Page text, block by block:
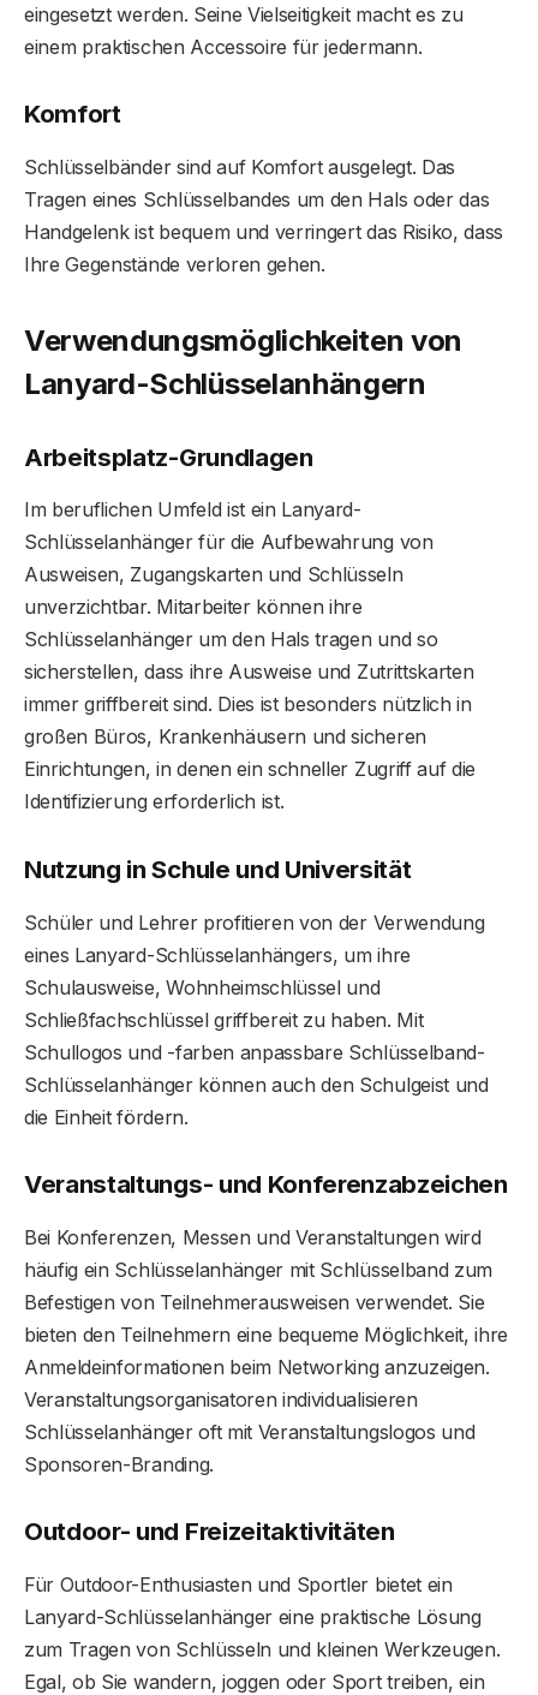
eingesetzt werden. Seine Vielseitigkeit macht es zu
einem praktischen Accessoire für jedermann.
Komfort
Schlüsselbänder sind auf Komfort ausgelegt. Das
Tragen eines Schlüsselbandes um den Hals oder das
Handgelenk ist bequem und verringert das Risiko, dass
Ihre Gegenstände verloren gehen.
Verwendungsmöglichkeiten von
Lanyard-Schlüsselanhängern
Arbeitsplatz-Grundlagen
Im beruflichen Umfeld ist ein Lanyard-
Schlüsselanhänger für die Aufbewahrung von
Ausweisen, Zugangskarten und Schlüsseln
unverzichtbar. Mitarbeiter können ihre
Schlüsselanhänger um den Hals tragen und so
sicherstellen, dass ihre Ausweise und Zutrittskarten
immer griffbereit sind. Dies ist besonders nützlich in
großen Büros, Krankenhäusern und sicheren
Einrichtungen, in denen ein schneller Zugriff auf die
Identifizierung erforderlich ist.
Nutzung in Schule und Universität
Schüler und Lehrer profitieren von der Verwendung
eines Lanyard-Schlüsselanhängers, um ihre
Schulausweise, Wohnheimschlüssel und
Schließfachschlüssel griffbereit zu haben. Mit
Schullogos und -farben anpassbare Schlüsselband-
Schlüsselanhänger können auch den Schulgeist und
die Einheit fördern.
Veranstaltungs- und Konferenzabzeichen
Bei Konferenzen, Messen und Veranstaltungen wird
häufig ein Schlüsselanhänger mit Schlüsselband zum
Befestigen von Teilnehmerausweisen verwendet. Sie
bieten den Teilnehmern eine bequeme Möglichkeit, ihre
Anmeldeinformationen beim Networking anzuzeigen.
Veranstaltungsorganisatoren individualisieren
Schlüsselanhänger oft mit Veranstaltungslogos und
Sponsoren-Branding.
Outdoor- und Freizeitaktivitäten
Für Outdoor-Enthusiasten und Sportler bietet ein
Lanyard-Schlüsselanhänger eine praktische Lösung
zum Tragen von Schlüsseln und kleinen Werkzeugen.
Egal, ob Sie wandern, joggen oder Sport treiben, ein